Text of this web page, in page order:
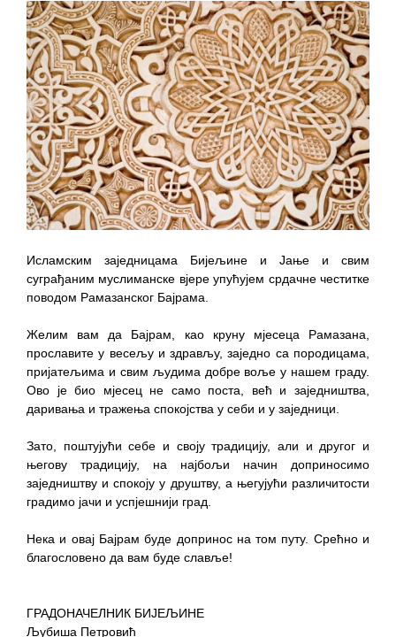
ПРЕЛИМИНАРНA РАНГ ЛИСТA
КАНДИДАТА КОЈИ СУ ОСТВАРИЛИ ПРАВО
НА ГРАДСКИ МЈЕСЕЧНИ БОРАЧКИ
ДОДАТАК ЗА ДЕМОБИЛИСАНЕ БОРЦЕ
ВОЈСКЕ РЕПУБЛИКЕ СРПСКЕ У СТАЊУ
СОЦИЈАЛНЕ ПОТРЕБЕ
Oд 27. јула пријем захтјева за новчану
помоћ за набавку школског прибора
основцима
Обрасци захтјева за регресирано
гориво доступни од 13. марта до 15.
новембра
Захтјев за издавање ПОНОСНЕ КАРТИЦЕ
Обавјештење о забрани саобраћаја 6. и
7. августа
Обавјештење за предузетника - Вера
Исламским заједницама Бијељине и Јање и свим
суграђаним муслиманске вјере упућујем срдачне честитке
поводом Рамазанског Бајрама.
Желим вам да Бајрам, као круну мјесеца Рамазана,
прославите у весељу и здрављу, заједно са породицама,
пријатељима и свим људима добре воље у нашем граду.
Ово је био мјесец не само поста, већ и заједништва,
даривања и тражења спокојства у себи и у заједници.
Зато, поштујући себе и своју традицију, али и другог и
његову традицију, на најбољи начин доприносимо
заједништву и спокоју у друштву, а његујући различитости
градимо јачи и успјешнији град.
Нека и овај Бајрам буде допринос на том путу. Срећно и
благословено да вам буде славље!
ГРАДОНАЧЕЛНИК БИЈЕЉИНЕ
Љубиша Петровић